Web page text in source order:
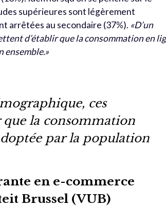
supérieures sont légèrement
arrêtées au secondaire (37%). «D’un
d’établir que la consommation en
ensemble.»
ces
la consommation
par la population
en e-commerce
Brussel (VUB)